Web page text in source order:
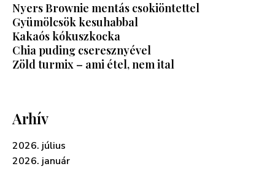
Nyers Brownie mentás csokiöntettel
Gyümölcsök kesuhabbal
Kakaós kókuszkocka
Chia puding cseresznyével
Zöld turmix – ami étel, nem ital
Arhív
2026. július
2026. január